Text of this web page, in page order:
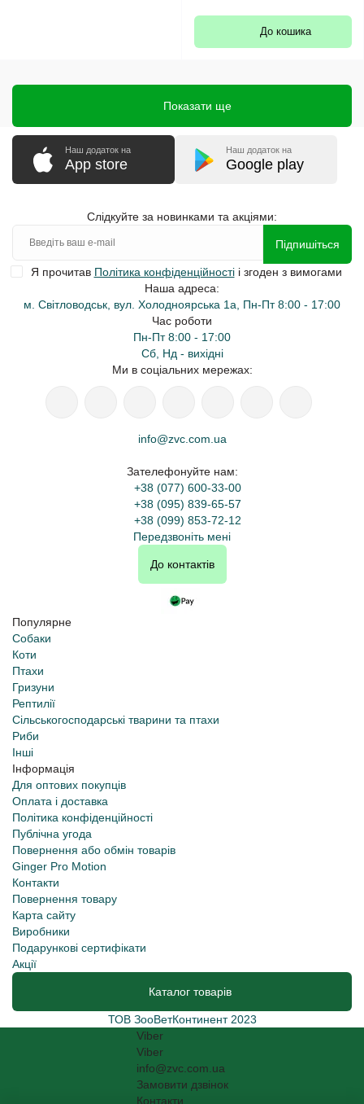
До кошика
Показати ще
Наш додаток на
App store
Наш додаток на
Google play
Слідкуйте за новинками та акціями:
Підпишіться
Я прочитав Політика конфіденційностіі згоден з вимогами
Наша адреса:
м. Світловодськ, вул. Холодноярська 1а, Пн-Пт 8:00 - 17:00
Час роботи
Пн-Пт 8:00 - 17:00
Сб, Нд - вихідні
Ми в соціальних мережах:
info@zvc.com.ua
Зателефонуйте нам:
+38 (077) 600-33-00
+38 (095) 839-65-57
+38 (099) 853-72-12
Передзвоніть мені
До контактів
Популярне
Собаки
Коти
Птахи
Гризуни
Рептилії
Сільськогосподарські тварини та птахи
Риби
Інші
Інформація
Для оптових покупців
Оплата і доставка
Політика конфіденційності
Публічна угода
Повернення або обмін товарів
Ginger Pro Motion
Контакти
Повернення товару
Карта сайту
Виробники
Подарункові сертифікати
Акції
Каталог товарів
ТОВ ЗооВетКонтинент 2023
Viber
Viber
info@zvc.com.ua
Замовити дзвінок
Контакти